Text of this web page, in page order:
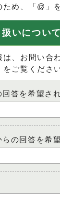
ため、「@」
いについて
は、お問い合
をご覧くださ
答を希望さ
の回答を希